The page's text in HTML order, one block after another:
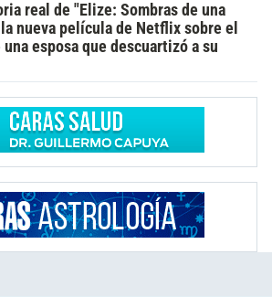
real de "Elize: Sombras de una
nueva película de Netflix sobre el
una esposa que descuartizó a su